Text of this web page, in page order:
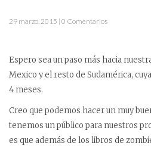
29 marzo, 2015 | 0 Comentarios
Espero sea un paso más hacia
Mexico y el resto de Sudamérica,
4 meses.
Creo que podemos hacer un muy
tenemos un público para nuestros
es que además de los libros de